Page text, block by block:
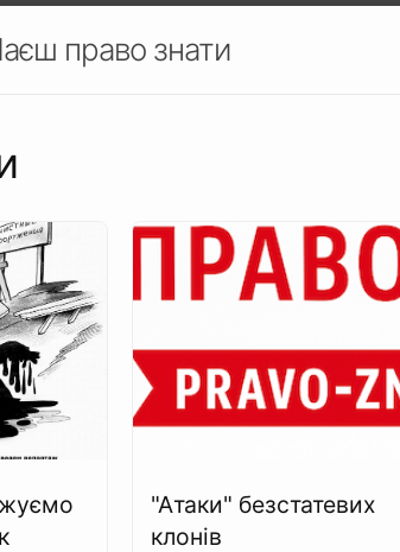
право знати
"Атаки" безстатевих
клонів